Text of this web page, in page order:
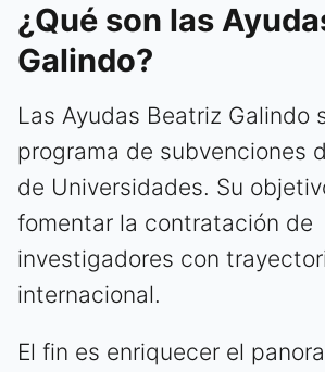
¿Qué son las
Galindo?
Las Ayudas Beatriz Galindo
programa de subvenciones
de Universidades. Su
fomentar la contratación de
investigadores con
internacional.
El fin es enriquecer el